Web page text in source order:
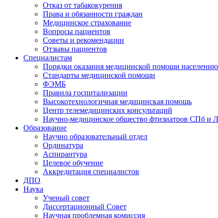
Отказ от табакокурения
Права и обязанности граждан
Медицинское страхование
Вопросы пациентов
Советы и рекомендации
Отзывы пациентов
Специалистам
Порядки оказания медицинской помощи населению
Стандарты медицинской помощи
ФЭМБ
Правила госпитализации
Высокотехнологичная медицинская помощь
Центр телемедицинских консультаций
Научно-медицинское общество фтизиатров СПб и
Образование
Научно образовательный отдел
Ординатура
Аспирантура
Целевое обучение
Аккредитация специалистов
ДПО
Наука
Ученый совет
Диссертационный Совет
Научная проблемная комиссия